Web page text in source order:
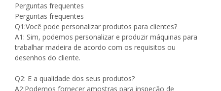
Perguntas frequentes
Perguntas frequentes
Q1:Você pode personalizar produtos para clientes?
A1: Sim, podemos personalizar e produzir máquinas para
trabalhar madeira de acordo com os requisitos ou
desenhos do cliente.
Q2: E a qualidade dos seus produtos?
A2:Podemos fornecer amostras para inspeção de